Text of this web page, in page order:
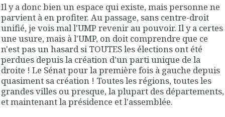
Il y a donc bien un espace qui existe, mais personne ne
parvient à en profiter. Au passage, sans centre-droit
unifié, je vois mal l'UMP revenir au pouvoir. Il y a certes
une usure, mais à l'UMP, on doit comprendre que ce
n'est pas un hasard si TOUTES les élections ont été
perdues depuis la création d'un parti unique de la
droite ! Le Sénat pour la première fois à gauche depuis
quasiment sa création ! Toutes les régions, toutes les
grandes villes ou presque, la plupart des départements,
et maintenant la présidence et l'assemblée.